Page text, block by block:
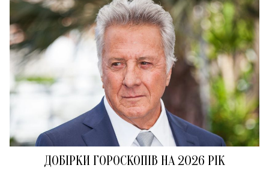
ДОБІРКИ ГОРОСКОПІВ НА 2026 РІК